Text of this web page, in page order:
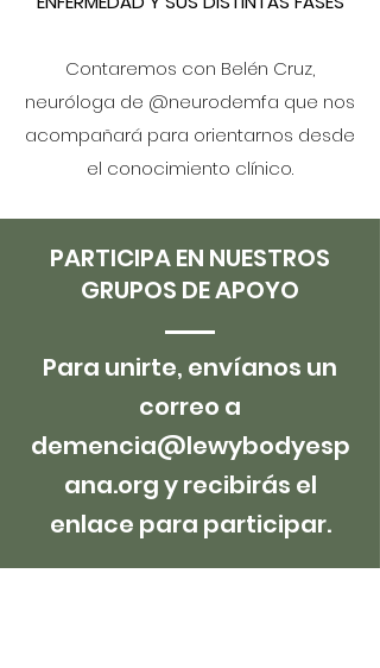
Contaremos con Belén Cruz,
neuróloga de @neurodemfa que nos
acompañará para orientarnos desde
el conocimiento clínico.
PARTICIPA EN NUESTROS
GRUPOS DE APOYO
Para unirte, envíanos un
correo a
demencia@lewybodyesp
ana.orgy recibirás el
enlace para participar.